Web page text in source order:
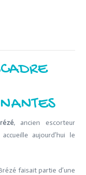
, ancien escorteur
aujourd’hui le
faisait partie d’une